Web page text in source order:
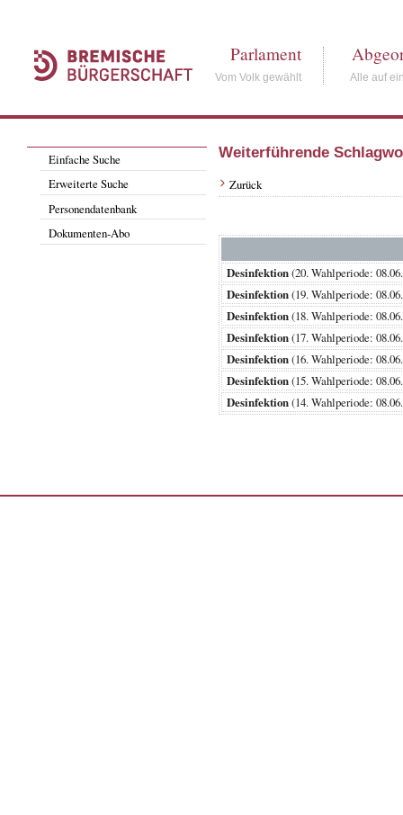
Parlament
Vom Volk gewählt Alle auf
Einfache Suche
Erweiterte Suche
Personendatenbank
Dokumenten-Abo
Weiterführende
Zurück
Desinfektion(20. Wahlperiode:
Desinfektion(19. Wahlperiode:
Desinfektion(18. Wahlperiode:
Desinfektion(17. Wahlperiode:
Desinfektion(16. Wahlperiode:
Desinfektion(15. Wahlperiode:
Desinfektion(14. Wahlperiode: